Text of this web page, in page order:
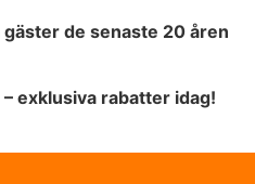
de senaste 20 åren
exklusiva rabatter idag!